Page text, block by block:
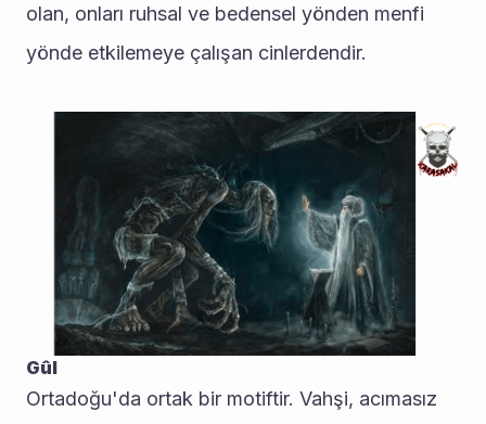
olan, onları ruhsal ve bedensel yönden menfi
yönde etkilemeye çalışan cinlerdendir.
Gûl
Ortadoğu'da ortak bir motiftir. Vahşi, acımasız